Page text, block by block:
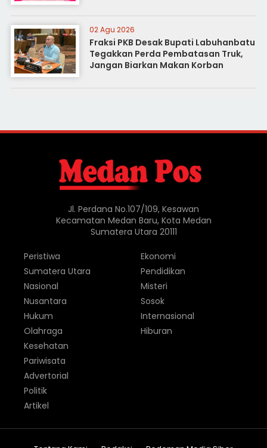
02 Agu 2026
Fraksi PKB Desak Bupati Labuhanbatu
Tegakkan Perda Pembatasan Truk,
Jangan Biarkan Makan Korban
Jl. Perdana No.107/109, Kesawan
Kecamatan Medan Baru, Kota Medan
Sumatera Utara 20111
Peristiwa
Sumatera Utara
Nasional
Nusantara
Hukum
Olahraga
Ekonomi
Pendidikan
Misteri
Sosok
Internasional
Hiburan
Kesehatan
Pariwisata
Advertorial
Politik
Artikel